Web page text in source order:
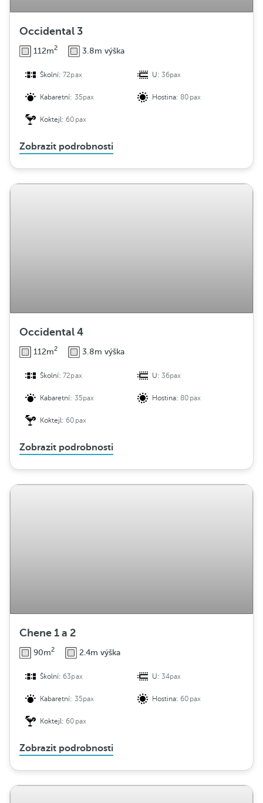
Occidental 3
112m2 3.8m výška
Školní:72pax U:36pax
Kabaretní: 35pax Hostina:80pax
Koktejl:60pax
Zobrazit podrobnosti
Occidental 4
112m2 3.8m výška
Školní:72pax U:36pax
Kabaretní: 35pax Hostina:80pax
Koktejl:60pax
Zobrazit podrobnosti
Chene 1 a 2
90m2 2.4m výška
Školní:63pax U:34pax
Kabaretní: 35pax Hostina:60pax
Koktejl:60pax
Zobrazit podrobnosti